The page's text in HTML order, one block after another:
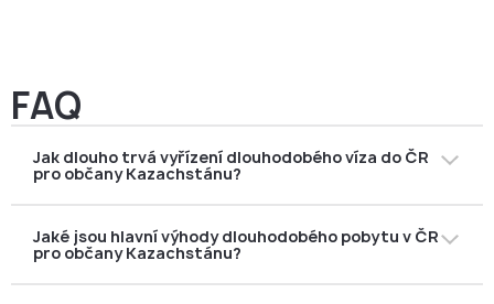
FAQ
Jak dlouho trvá vyřízení dlouhodobého víza do ČR
pro občany Kazachstánu?
účelu pobytu (studium, práce, modrá karta, sloučení
rodiny, manželství nebo původ).
Jaké jsou hlavní výhody dlouhodobého pobytu v ČR
pro občany Kazachstánu?